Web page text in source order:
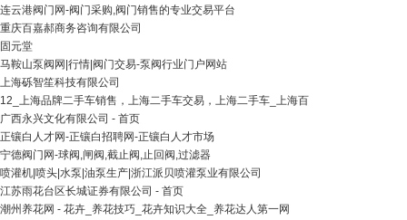
连云港阀门网-阀门采购,阀门销售的专业交易平台
重庆百嘉郝商务咨询有限公司
固元堂
马鞍山泵阀网|行情|阀门交易-泵阀行业门户网站
上海砾智笙科技有限公司
12_上海品牌二手车销售，上海二手车交易，上海二手车_上海百
广西永兴文化有限公司 - 首页
正镶白人才网-正镶白招聘网-正镶白人才市场
宁德阀门网-球阀,闸阀,截止阀,止回阀,过滤器
喷灌机|喷头|水泵|油泵生产|浙江派贝喷灌泵业有限公司
江苏雨花台区长城证券有限公司 - 首页
潮州养花网 - 花卉_养花技巧_花卉知识大全_养花达人第一网